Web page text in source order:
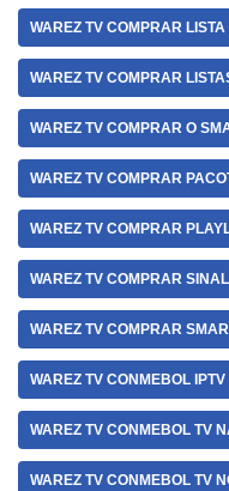
WAREZ TV COMPRAR
WAREZ TV COMPRAR
WAREZ TV COMPRAR O
WAREZ TV COMPRAR
WAREZ TV COMPRAR
WAREZ TV COMPRAR
WAREZ TV COMPRAR
WAREZ TV CONMEBOL IPTV
WAREZ TV CONMEBOL TV
WAREZ TV CONMEBOL TV